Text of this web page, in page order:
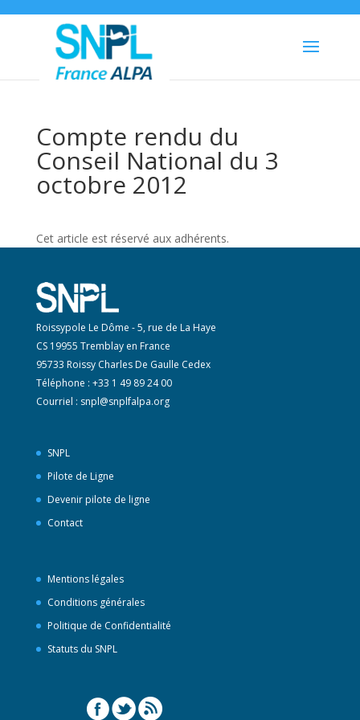
Compte rendu du
Conseil National du 3
octobre 2012
Cet article est réservé aux adhérents.
Roissypole Le Dôme - 5, rue de La Haye
CS 19955 Tremblay en France
95733 Roissy Charles De Gaulle Cedex
Téléphone : +33 1 49 89 24 00
Courriel : snpl@snplfalpa.org
SNPL
Pilote de Ligne
Devenir pilote de ligne
Contact
Mentions légales
Conditions générales
Politique de Confidentialité
Statuts du SNPL